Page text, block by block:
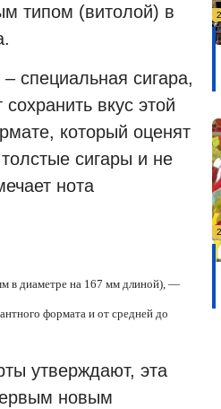
типом (витолой) в
специальная сигара,
вкус этой
который оценят
сигары и не
нота
в диаметре на 167 мм длиной), —
формата и от средней до
утверждают, эта
новым